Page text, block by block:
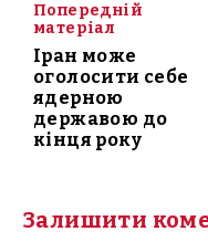
Попередній
матеріал
Іран може
оголосити себе
ядерною
державою до
кінця року
Залишити